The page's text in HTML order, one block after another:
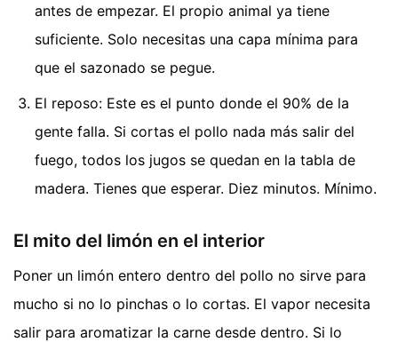
antes de empezar. El propio animal ya tiene
suficiente. Solo necesitas una capa mínima para
que el sazonado se pegue.
El reposo: Este es el punto donde el 90% de la
gente falla. Si cortas el pollo nada más salir del
fuego, todos los jugos se quedan en la tabla de
madera. Tienes que esperar. Diez minutos. Mínimo.
El mito del limón en el interior
Poner un limón entero dentro del pollo no sirve para
mucho si no lo pinchas o lo cortas. El vapor necesita
salir para aromatizar la carne desde dentro. Si lo